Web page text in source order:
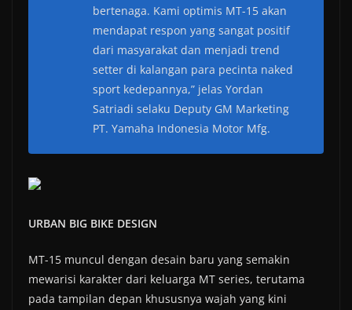
bertenaga. Kami optimis MT-15 akan
mendapat respon yang sangat positif
dari masyarakat dan menjadi trend
setter di kalangan para pecinta naked
sport kedepannya,” jelas Yordan
Satriadi selaku Deputy GM Marketing
PT. Yamaha Indonesia Motor Mfg.
URBAN BIG BIKE DESIGN
MT-15 muncul dengan desain baru yang semakin
mewarisi karakter dari keluarga MT series, terutama
pada tampilan depan khususnya wajah yang kini